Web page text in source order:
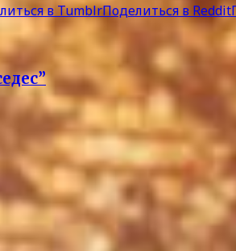
в TumblrПоделиться в Reddit